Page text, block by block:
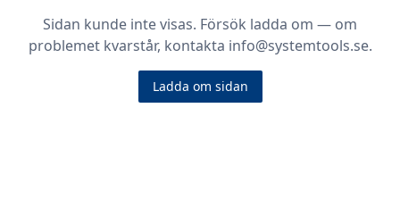
Sidan kunde inte visas. Försök ladda om — om
problemet kvarstår, kontakta info@systemtools.se.
Ladda om sidan